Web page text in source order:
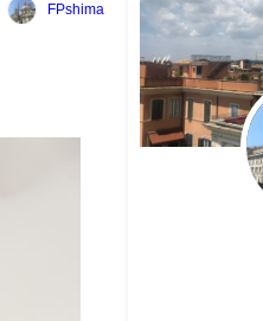
FPshima